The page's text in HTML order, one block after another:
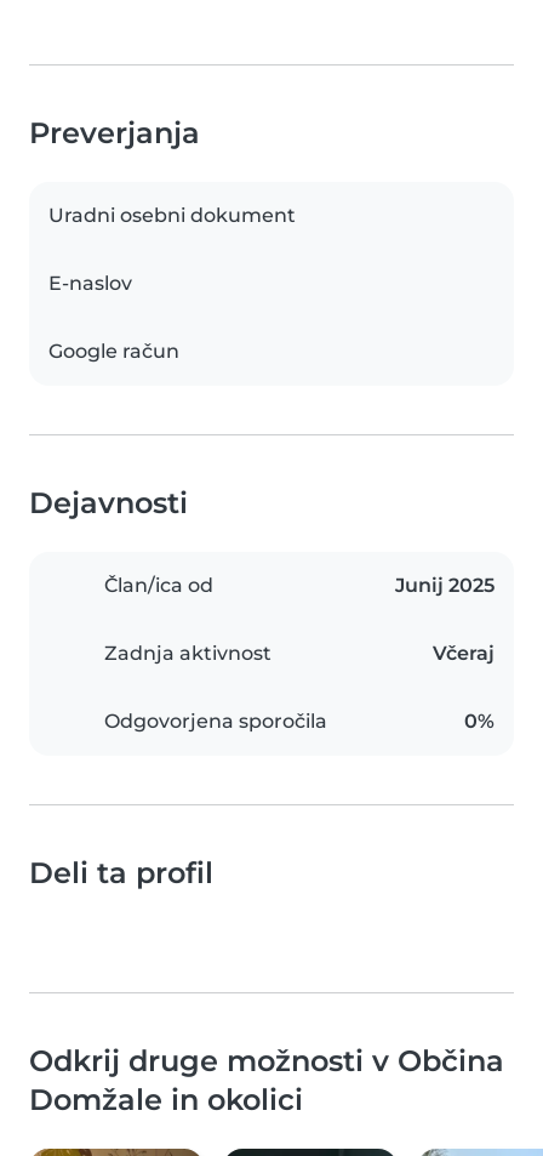
Preverjanja
Uradni osebni dokument
E-naslov
Google račun
Dejavnosti
Član/ica od Junij 2025
Zadnja aktivnost Včeraj
Odgovorjena sporočila 0%
Deli ta profil
Odkrij druge možnosti v Občina
Domžale in okolici